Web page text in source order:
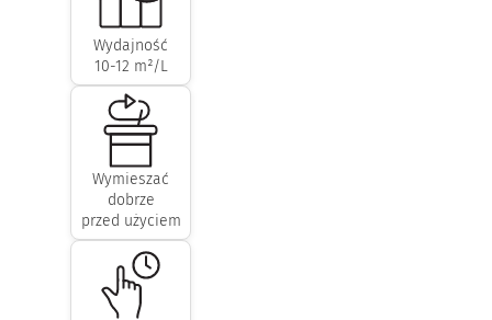
Wydajność
10-12 m²/L
Wymieszać
dobrze
przed użyciem